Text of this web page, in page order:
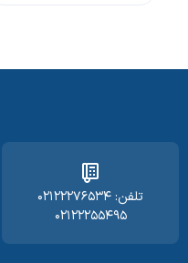
تلفن: ۰۲۱۲۲۲۷۶۵۳۴
۰۲۱۲۲۲۵۵۴۹۵